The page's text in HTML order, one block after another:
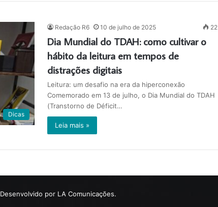
Dicas
Redação R6 10 de julho de 2025 22
Dia Mundial do TDAH: como cultivar o
hábito da leitura em tempos de
distrações digitais
Leitura: um desafio na era da hiperconexão
Comemorado em 13 de julho, o Dia Mundial do TDAH
(Transtorno de Déficit…
Leia mais »
Desenvolvido por LA Comunicações.